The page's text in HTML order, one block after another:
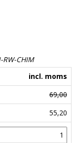
CHIM
incl. moms
69,00
55,20